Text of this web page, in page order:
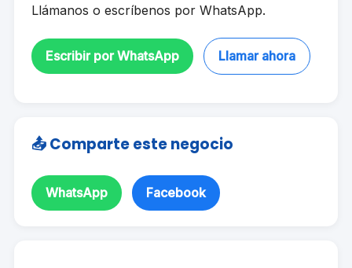
Llámanos o escríbenos por WhatsApp.
Escribir por WhatsApp Llamar ahora
📤 Comparte este negocio
WhatsApp Facebook